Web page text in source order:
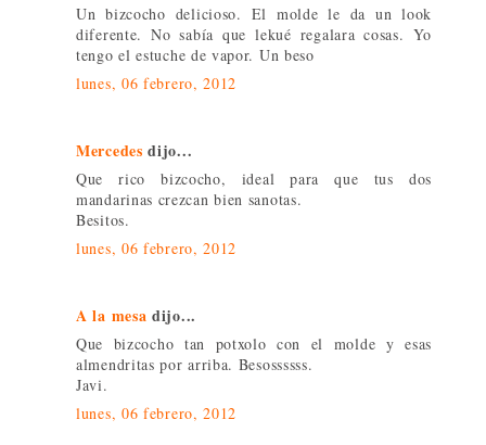
Un bizcocho delicioso. El molde le da un look
diferente. No sabía que lekué regalara cosas. Yo
tengo el estuche de vapor. Un beso
lunes, 06 febrero, 2012
Mercedes dijo...
Que rico bizcocho, ideal para que tus dos
mandarinas crezcan bien sanotas.
Besitos.
lunes, 06 febrero, 2012
A la mesa dijo...
Que bizcocho tan potxolo con el molde y esas
almendritas por arriba. Besossssss.
Javi.
lunes, 06 febrero, 2012